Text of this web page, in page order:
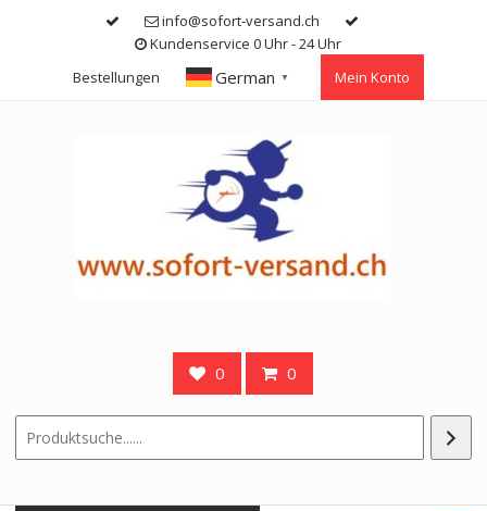
info@sofort-versand.ch
Kundenservice 0 Uhr - 24 Uhr
Bestellungen
German ▼ Mein Konto
0 0